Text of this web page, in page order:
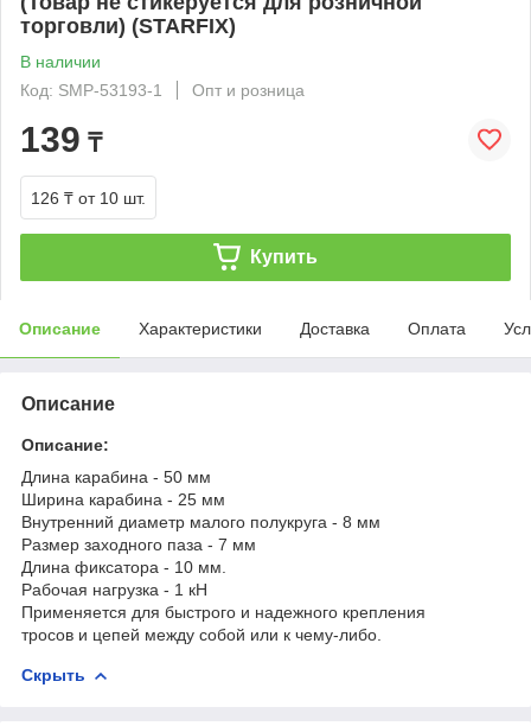
торговли) (STARFIX)
В наличии
Код: SMP-53193-1
Опт и розница
139 ₸
126 ₸ от 10 шт.
Купить
Описание Характеристики Доставка Оплата
Описание
Описание:
Длина карабина - 50 мм
Ширина карабина - 25 мм
Внутренний диаметр малого полукруга - 8 мм
Размер заходного паза - 7 мм
Длина фиксатора - 10 мм.
Рабочая нагрузка - 1 кН
Применяется для быстрого и надежного крепления
тросов и цепей между собой или к чему-либо.
Скрыть